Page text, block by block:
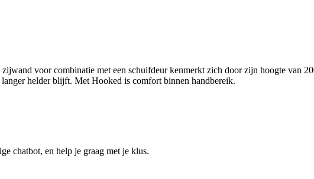
voor combinatie met een schuifdeur kenmerkt zich door zijn hoogte van
helder blijft. Met Hooked is comfort binnen handbereik.
chatbot, en help je graag met je klus.